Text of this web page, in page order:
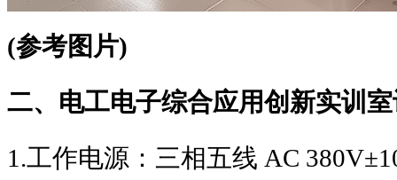
(参考图片)
二、电工电子综合应用创新实训
1.工作电源：三相五线 AC